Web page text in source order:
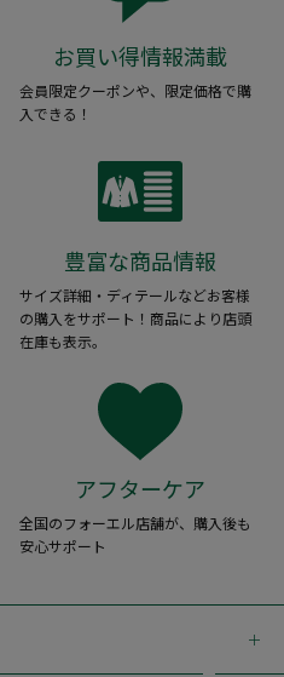
お買い得情報満載
会員限定クーポンや、限定価格で購
入できる！
豊富な商品情報
サイズ詳細・ディテールなどお客様
の購入をサポート！商品により店頭
在庫も表示。
アフターケア
全国のフォーエル店舗が、購入後も
安心サポート